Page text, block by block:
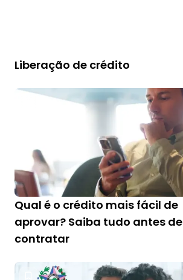
Liberação de crédito
Qual é o crédito mais fácil de
aprovar? Saiba tudo antes de
contratar